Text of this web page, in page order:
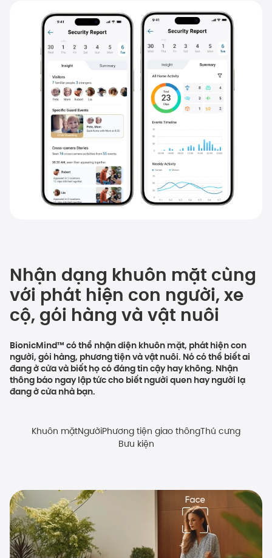
Nhận dạng khuôn mặt cùng
với phát hiện con người, xe
cộ, gói hàng và vật nuôi
BionicMind™ có thể nhận diện khuôn mặt, phát hiện con
người, gói hàng, phương tiện và vật nuôi. Nó có thể biết ai
đang ở cửa và biết họ có đáng tin cậy hay không. Nhận
thông báo ngay lập tức cho biết người quen hay người lạ
đang ở cửa nhà bạn.
Khuôn mặtNgườiPhương tiện giao thôngThú cưng
Bưu kiện